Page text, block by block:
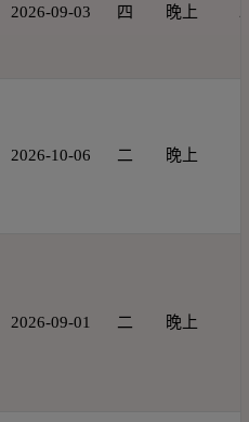
2026-09-03 四 晚上
2026-10-06 二 晚上
2026-09-01 二 晚上